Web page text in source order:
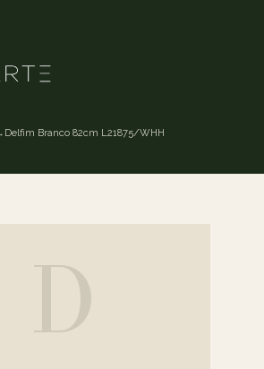
Delfim Branco 82cm L21875/WHH
D